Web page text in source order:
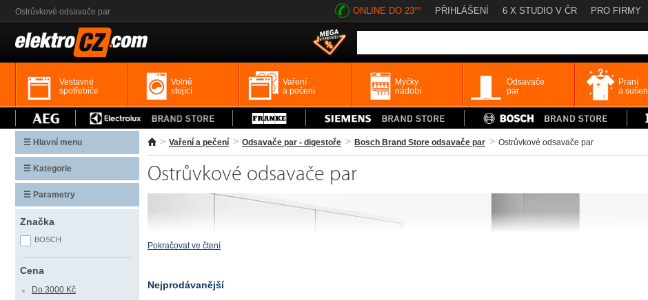
Ostrůvkové odsavače par ONLINE DO 23°° PŘIHLÁŠENÍ 6 X STUDIO V ČR PRO FIRMY
Vestavné
spotřebiče
Volně
stojící
Vaření
a pečení
Myčky
nádobí
Odsavače
par
Praní
a
Vaření a pečení Odsavače par - digestoře Bosch Brand Store odsavače par Ostrůvkové odsavače par
Ostrůvkové odsavače par
Pokračovat ve čtení
Nejprodávanější
☰ Hlavní menu
☰ Kategorie
☰ Parametry
Značka
BOSCH
Cena
Do 3000 Kč